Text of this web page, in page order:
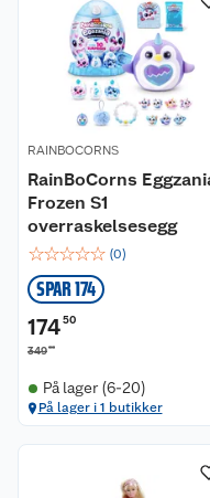
RAINBOCORNS
RainBoCorns
Frozen S1
overraskelsesegg
☆☆☆☆☆ (0)
SPAR 174
17450
34900
På lager (6-20)
På lager i 1 butikker
Om oss
Kundeservice
Kontakt oss